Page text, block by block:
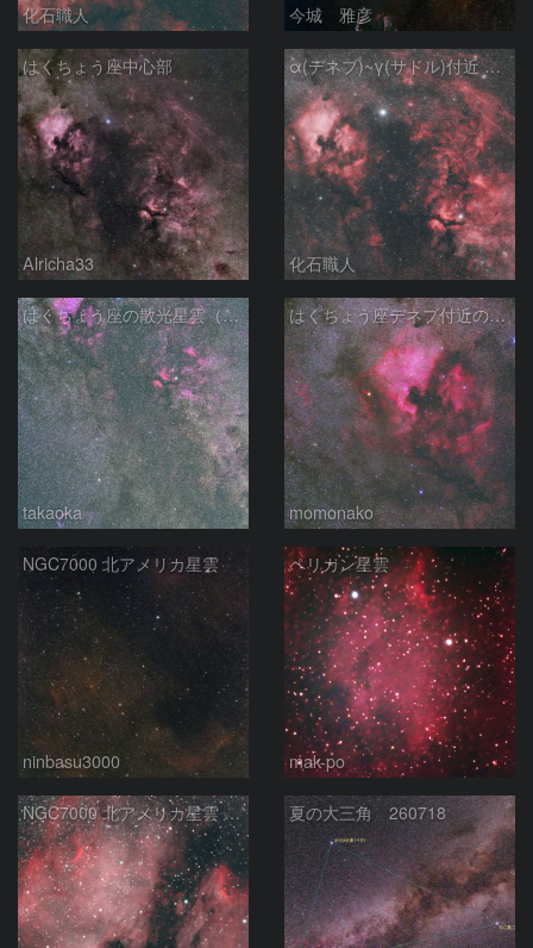
化石職人 今城 雅彦
はくちょう座中心部
Alricha33
α(デネブ)~γ(サドル)付近 NGC7000 北アメリカ星雲 IC5067~5070 ペリカン星雲 はくちょう座
化石職人
はくちょう座の散光星雲（１００ｍｍ）
takaoka
はくちょう座デネブ付近の空域 260720
momonako
NGC7000 北アメリカ星雲
ninbasu3000
ペリカン星雲
mak-po
NGC7000 北アメリカ星雲 IC5067~5070 ペリカン星雲 はくちょう座 夏の大三角 260718